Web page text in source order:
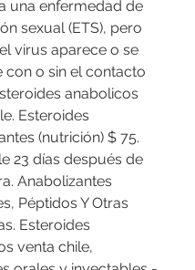
una enfermedad de
sexual (ETS), pero
virus aparece o se
con o sin el contacto
anabolicos
Esteroides
(nutrición) $ 75.
23 días después de
Anabolizantes
Péptidos Y Otras
Esteroides
venta chile,